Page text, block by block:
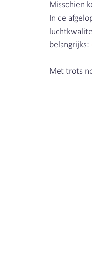
Vieze producten |
Misschien
In de
belangrijks:
Met trots